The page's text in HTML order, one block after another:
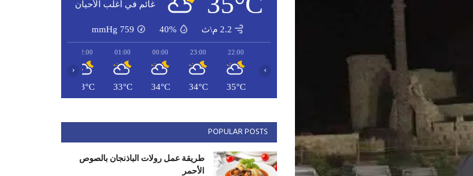
غائم في أغلب الأحيان
2.2 م\ث 40%
759
mmHg
22:00
35°C
23:00
34°C
00:00
34°C
01:00
33°C
02:00
33°C
‹ ›
POPULAR POSTS
طريقة عمل رولات الباذنجان بالصوص
الأحمر